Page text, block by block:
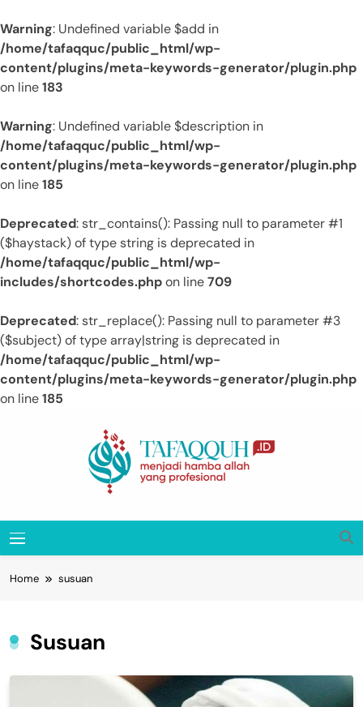
Warning: Undefined variable $add in
/home/tafaqquc/public_html/wp-
content/plugins/meta-keywords-generator/plugin.php
on line183
Warning: Undefined variable $description in
/home/tafaqquc/public_html/wp-
content/plugins/meta-keywords-generator/plugin.php
on line185
Deprecated: str_contains(): Passing null to parameter #1
($haystack) of type string is deprecated in
/home/tafaqquc/public_html/wp-
includes/shortcodes.phpon line709
Deprecated: str_replace(): Passing null to parameter #3
($subject) of type array|string is deprecated in
/home/tafaqquc/public_html/wp-
content/plugins/meta-keywords-generator/plugin.php
on line185
Tafaqquh.ID
Home susuan
Susuan